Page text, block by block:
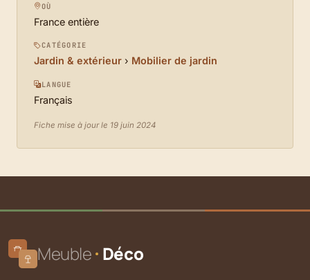
OÙ
France entière
CATÉGORIE
Jardin & extérieur › Mobilier de jardin
LANGUE
Français
Fiche mise à jour le 19 juin 2024
Meuble Déco